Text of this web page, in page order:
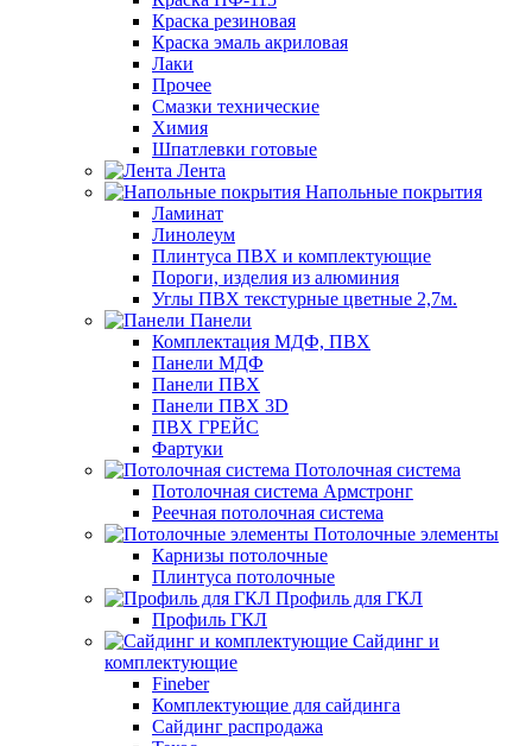
Краска резиновая
Краска эмаль акриловая
Лаки
Прочее
Смазки технические
Химия
Шпатлевки готовые
Лента
Напольные покрытия
Ламинат
Линолеум
Плинтуса ПВХ и комплектующие
Пороги, изделия из алюминия
Углы ПВХ текстурные цветные 2,7м.
Панели
Комплектация МДФ, ПВХ
Панели МДФ
Панели ПВХ
Панели ПВХ 3D
ПВХ ГРЕЙС
Фартуки
Потолочная система
Потолочная система Армстронг
Реечная потолочная система
Потолочные элементы
Карнизы потолочные
Плинтуса потолочные
Профиль для ГКЛ
Профиль ГКЛ
Сайдинг и
комплектующие
Fineber
Комплектующие для сайдинга
Сайдинг распродажа